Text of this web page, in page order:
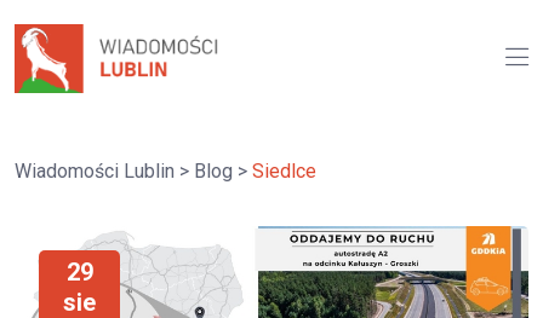
Wiadomości Lublin > Blog > Siedlce
29
sie